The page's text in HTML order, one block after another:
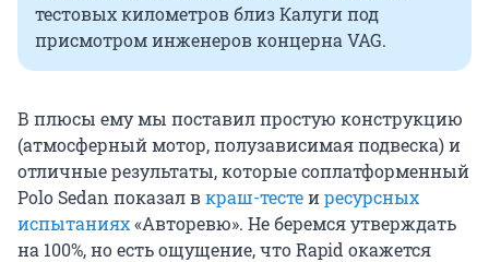
тестовых километров близ Калуги под
присмотром инженеров концерна VAG.
В плюсы ему мы поставил простую конструкцию
(атмосферный мотор, полузависимая подвеска) и
отличные результаты, которые соплатформенный
Polo Sedan показал вкраш-тестеиресурсных
испытаниях«Авторевю». Не беремся утверждать
на 100%, но есть ощущение, что Rapid окажется